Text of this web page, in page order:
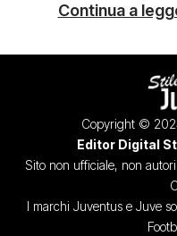
Continua a
Copyright ©
Editor Digital
Sito non ufficiale, non
I marchi Juventus e Juve